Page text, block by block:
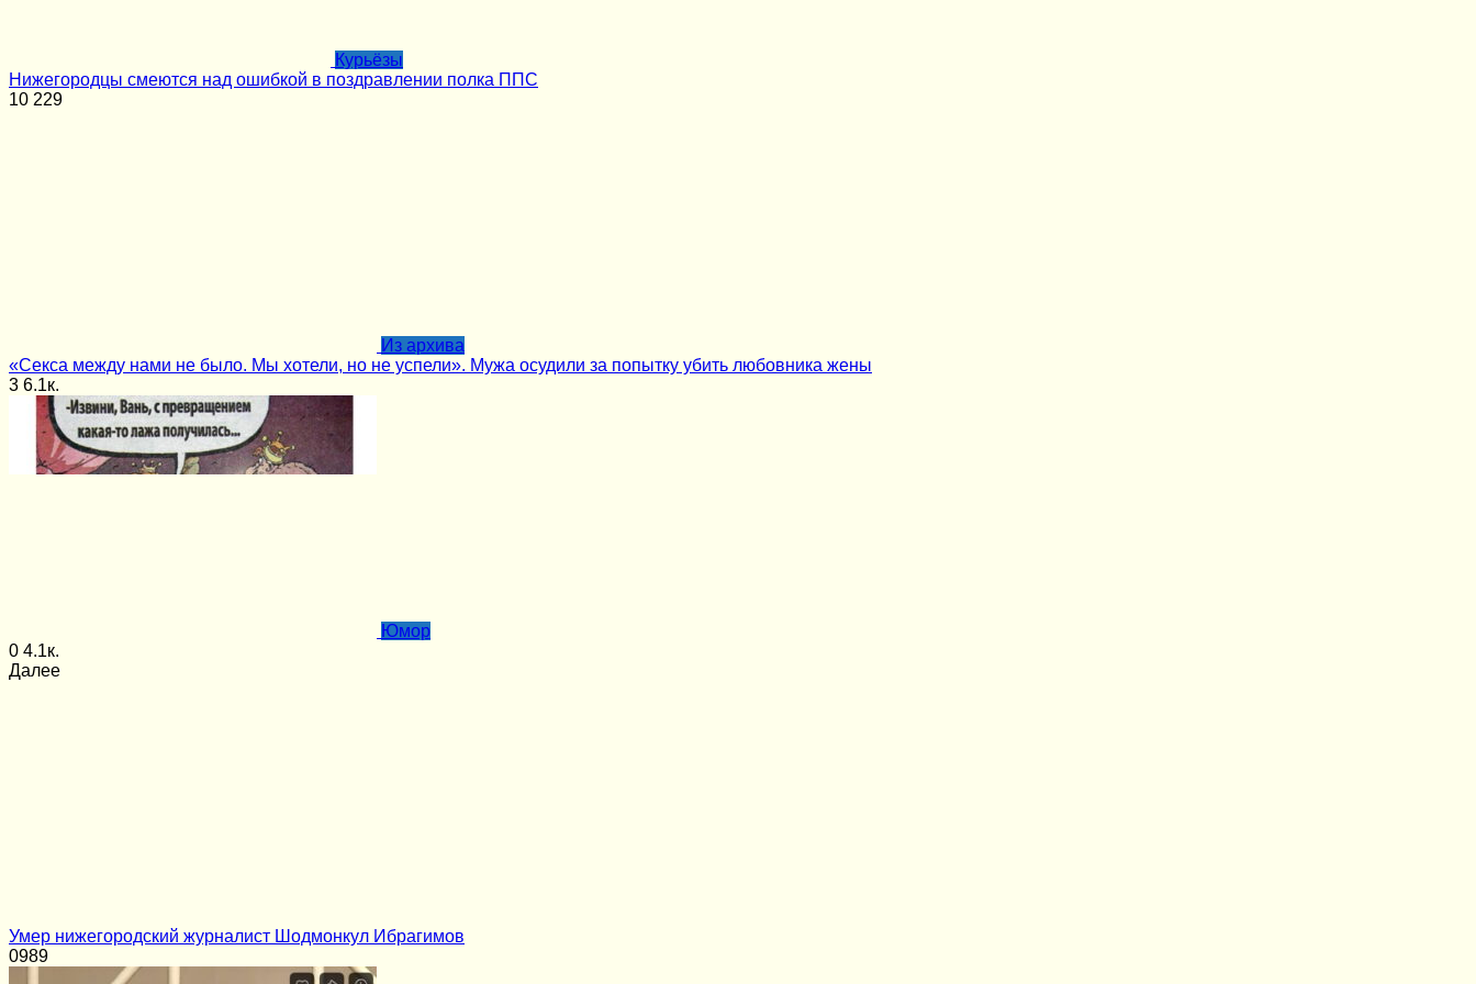
Курьёзы
Нижегородцы смеются над ошибкой в поздравлении полка ППС
10 229
Из архива
«Секса между нами не было. Мы хотели, но не успели». Мужа осудили за попытку убить любовника жены
3 6.1к.
Юмор
0 4.1к.
Далее
Умер нижегородский журналист Шодмонкул Ибрагимов
0989